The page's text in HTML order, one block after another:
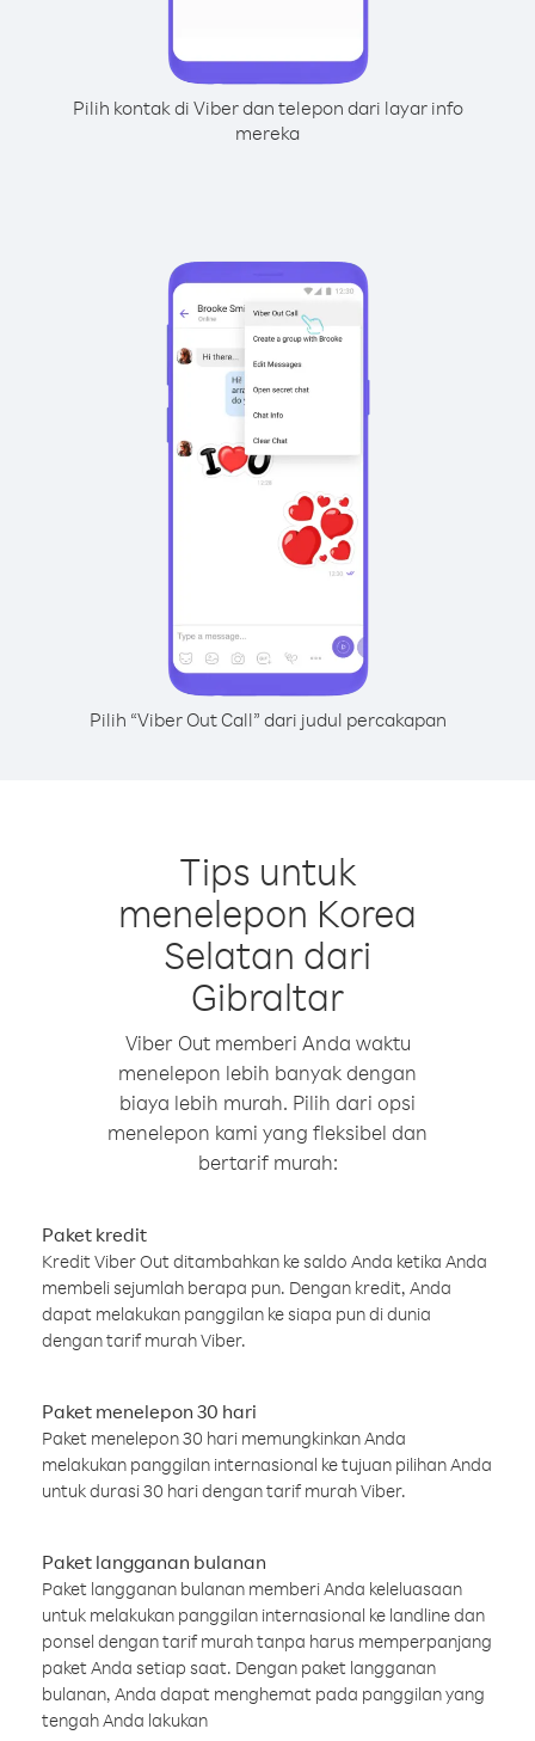
Pilih kontak di Viber dan telepon dari layar info
mereka
Pilih “Viber Out Call” dari judul percakapan
Tips untuk
menelepon Korea
Selatan dari
Gibraltar
Viber Out memberi Anda waktu
menelepon lebih banyak dengan
biaya lebih murah. Pilih dari opsi
menelepon kami yang fleksibel dan
bertarif murah:
Paket kredit
Kredit Viber Out ditambahkan ke saldo Anda ketika Anda
membeli sejumlah berapa pun. Dengan kredit, Anda
dapat melakukan panggilan ke siapa pun di dunia
dengan tarif murah Viber.
Paket menelepon 30 hari
Paket menelepon 30 hari memungkinkan Anda
melakukan panggilan internasional ke tujuan pilihan Anda
untuk durasi 30 hari dengan tarif murah Viber.
Paket langganan bulanan
Paket langganan bulanan memberi Anda keleluasaan
untuk melakukan panggilan internasional ke landline dan
ponsel dengan tarif murah tanpa harus memperpanjang
paket Anda setiap saat. Dengan paket langganan
bulanan, Anda dapat menghemat pada panggilan yang
tengah Anda lakukan